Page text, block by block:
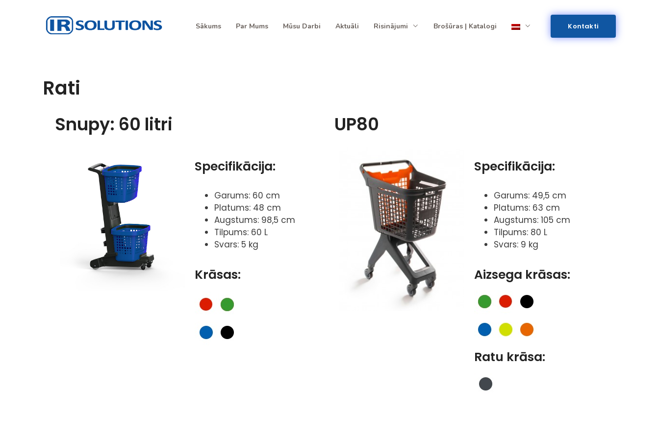
Sākums Par Mums Mūsu Darbi Aktuāli Risinājumi Brošūras | Katalogi Kontakti
Rati
Snupy: 60 litri
Specifikācija:
Garums: 60 cm
Platums: 48 cm
Augstums: 98,5 cm
Tilpums: 60 L
Svars: 5 kg
Krāsas:
UP80
Specifikācija:
Garums: 49,5 cm
Platums: 63 cm
Augstums: 105 cm
Tilpums: 80 L
Svars: 9 kg
Aizsega krāsas:
Ratu krāsa: